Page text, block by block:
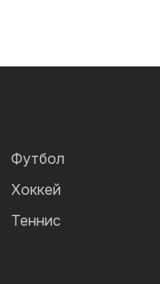
Футбол
Хоккей
Теннис